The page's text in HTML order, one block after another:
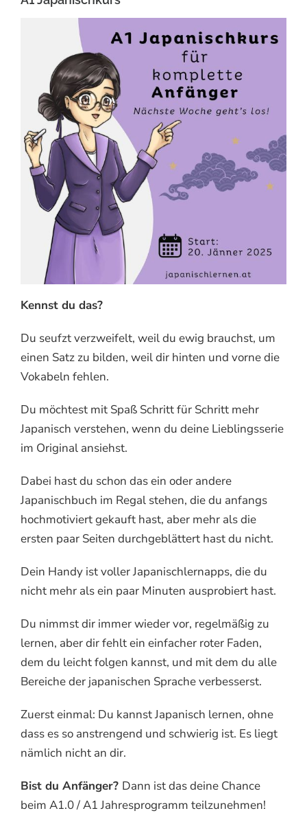
Kennst du das?
Du seufzt verzweifelt, weil du ewig brauchst, um
einen Satz zu bilden, weil dir hinten und vorne die
Vokabeln fehlen.
Du möchtest mit Spaß Schritt für Schritt mehr
Japanisch verstehen, wenn du deine Lieblingsserie
im Original ansiehst.
Dabei hast du schon das ein oder andere
Japanischbuch im Regal stehen, die du anfangs
hochmotiviert gekauft hast, aber mehr als die
ersten paar Seiten durchgeblättert hast du nicht.
Dein Handy ist voller Japanischlernapps, die du
nicht mehr als ein paar Minuten ausprobiert hast.
Du nimmst dir immer wieder vor, regelmäßig zu
lernen, aber dir fehlt ein einfacher roter Faden,
dem du leicht folgen kannst, und mit dem du alle
Bereiche der japanischen Sprache verbesserst.
Zuerst einmal: Du kannst Japanisch lernen, ohne
dass es so anstrengend und schwierig ist. Es liegt
nämlich nicht an dir.
Bist du Anfänger? Dann ist das deine Chance
beim A1.0 / A1 Jahresprogramm teilzunehmen!